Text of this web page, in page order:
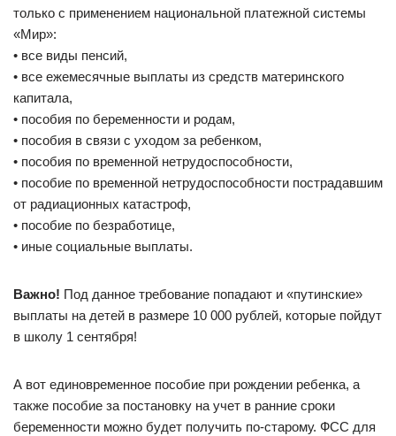
только с применением национальной платежной системы
«Мир»:
• все виды пенсий,
• все ежемесячные выплаты из средств материнского
капитала,
• пособия по беременности и родам,
• пособия в связи с уходом за ребенком,
• пособия по временной нетрудоспособности,
• пособие по временной нетрудоспособности пострадавшим
от радиационных катастроф,
• пособие по безработице,
• иные социальные выплаты.
Важно! Под данное требование попадают и «путинские»
выплаты на детей в размере 10 000 рублей, которые пойдут
в школу 1 сентября!
А вот единовременное пособие при рождении ребенка, а
также пособие за постановку на учет в ранние сроки
беременности можно будет получить по-старому. ФСС для